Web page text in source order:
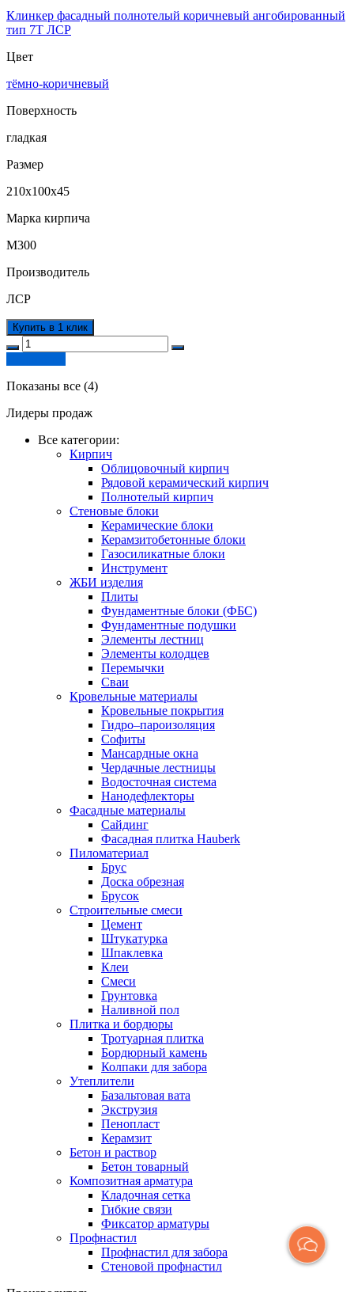
Клинкер фасадный полнотелый коричневый ангобированный
тип 7Т ЛСР
Цвет
тёмно-коричневый
Поверхность
гладкая
Размер
210х100х45
Марка кирпича
М300
Производитель
ЛСР
Купить в 1 клик
Показаны все (4)
Лидеры продаж
Все категории:
Кирпич
Облицовочный кирпич
Рядовой керамический кирпич
Полнотелый кирпич
Стеновые блоки
Керамические блоки
Керамзитобетонные блоки
Газосиликатные блоки
Инструмент
ЖБИ изделия
Плиты
Фундаментные блоки (ФБС)
Фундаментные подушки
Элементы лестниц
Элементы колодцев
Перемычки
Сваи
Кровельные материалы
Кровельные покрытия
Гидро–пароизоляция
Софиты
Мансардные окна
Чердачные лестницы
Водосточная система
Нанодефлекторы
Фасадные материалы
Сайдинг
Фасадная плитка Hauberk
Пиломатериал
Брус
Доска обрезная
Брусок
Строительные смеси
Цемент
Штукатурка
Шпаклевка
Клеи
Смеси
Грунтовка
Наливной пол
Плитка и бордюры
Тротуарная плитка
Бордюрный камень
Колпаки для забора
Утеплители
Базальтовая вата
Экструзия
Пенопласт
Керамзит
Бетон и раствор
Бетон товарный
Композитная арматура
Кладочная сетка
Гибкие связи
Фиксатор арматуры
Профнастил
Профнастил для забора
Стеновой профнастил